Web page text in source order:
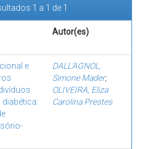
1 a 1 de 1
Autor(es)
e
DALL’AGNOL,
Simone Mader;
OLIVEIRA, Eliza
Carolina Prestes